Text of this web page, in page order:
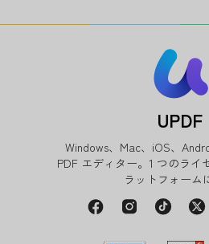
UPDF
Windows、Mac、iOS、
PDF エディター。1 つのライ
ラットフォーム